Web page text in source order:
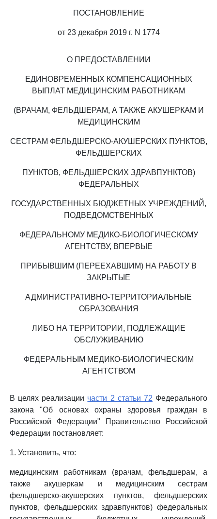
ПОСТАНОВЛЕНИЕ
от 23 декабря 2019 г. N 1774
О ПРЕДОСТАВЛЕНИИ
ЕДИНОВРЕМЕННЫХ КОМПЕНСАЦИОННЫХ
ВЫПЛАТ МЕДИЦИНСКИМ РАБОТНИКАМ
(ВРАЧАМ, ФЕЛЬДШЕРАМ, А ТАКЖЕ АКУШЕРКАМ И
МЕДИЦИНСКИМ
СЕСТРАМ ФЕЛЬДШЕРСКО-АКУШЕРСКИХ ПУНКТОВ,
ФЕЛЬДШЕРСКИХ
ПУНКТОВ, ФЕЛЬДШЕРСКИХ ЗДРАВПУНКТОВ)
ФЕДЕРАЛЬНЫХ
ГОСУДАРСТВЕННЫХ БЮДЖЕТНЫХ УЧРЕЖДЕНИЙ,
ПОДВЕДОМСТВЕННЫХ
ФЕДЕРАЛЬНОМУ МЕДИКО-БИОЛОГИЧЕСКОМУ
АГЕНТСТВУ, ВПЕРВЫЕ
ПРИБЫВШИМ (ПЕРЕЕХАВШИМ) НА РАБОТУ В
ЗАКРЫТЫЕ
АДМИНИСТРАТИВНО-ТЕРРИТОРИАЛЬНЫЕ
ОБРАЗОВАНИЯ
ЛИБО НА ТЕРРИТОРИИ, ПОДЛЕЖАЩИЕ
ОБСЛУЖИВАНИЮ
ФЕДЕРАЛЬНЫМ МЕДИКО-БИОЛОГИЧЕСКИМ
АГЕНТСТВОМ
В целях реализации части 2 статьи 72 Федерального
закона "Об основах охраны здоровья граждан в
Российской Федерации" Правительство Российской
Федерации постановляет:
1. Установить, что:
медицинским работникам (врачам, фельдшерам, а
также акушеркам и медицинским сестрам
фельдшерско-акушерских пунктов, фельдшерских
пунктов, фельдшерских здравпунктов) федеральных